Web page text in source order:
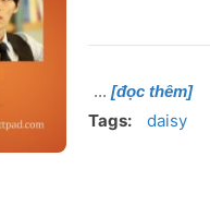
[đọc thêm]
Tags: daisy